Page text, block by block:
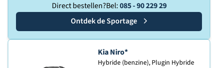
Direct bestellen?Bel:085 - 90 229 29
Ontdek deKia
Sportage
Ontdek de
Kia Niro*
Hybride (benzine), Plugin Hybride